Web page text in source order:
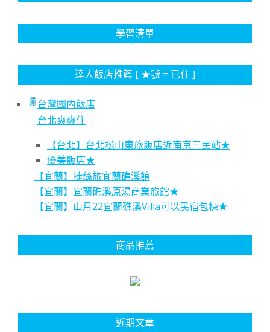
學習清單
達人飯店推薦 [ ★號 = 已住 ]
台灣國內飯店
台北爽爽住
【台北】台北松山東旅飯店近南京三民站★
優美飯店★
【宜蘭】捷絲旅宜蘭礁溪館
【宜蘭】宜蘭礁溪原湯商業旅館★
【宜蘭】山月22宜蘭礁溪Villa可以民宿包棟★
商品推薦
近期文章